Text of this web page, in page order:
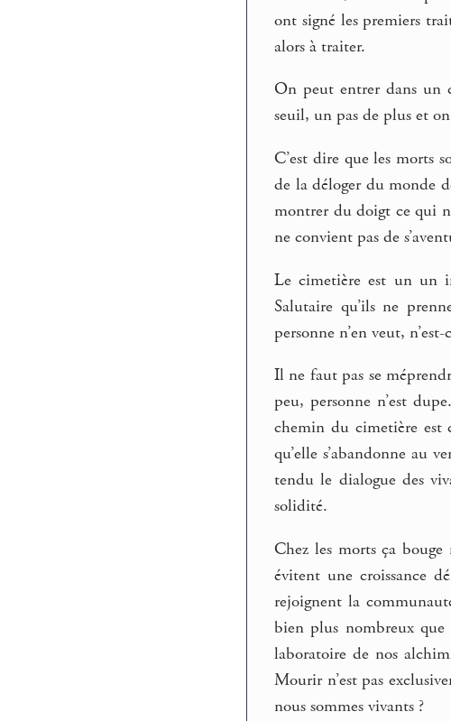
ont signé les premiers
alors à traiter.
On peut entrer dans un
seuil, un pas de plus et
C’est dire que les morts
de la déloger du monde
montrer du doigt ce qui
ne convient pas de
Le cimetière est un un
Salutaire qu’ils ne
personne n’en veut,
Il ne faut pas se
peu, personne n’est
chemin du cimetière est
qu’elle s’abandonne au
tendu le dialogue des
solidité.
Chez les morts ça
évitent une croissance
rejoignent la
bien plus nombreux
laboratoire de nos
Mourir n’est pas
nous sommes vivants ?